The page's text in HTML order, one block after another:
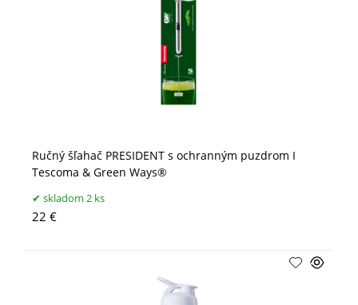
Ručný šľahač PRESIDENT s ochranným puzdrom I
Tescoma & Green Ways®
skladom 2 ks
22 €